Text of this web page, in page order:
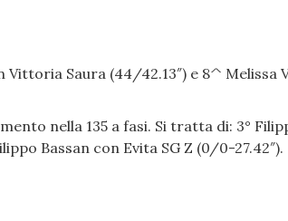
Vittoria Saura (44/42.13″) e 8^ Melissa
nella 135 a fasi. Si tratta di: 3°
Bassan con Evita SG Z (0/0-27.42″).